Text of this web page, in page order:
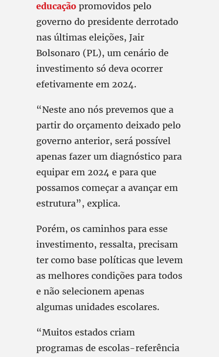
educação promovidos pelo
governo do presidente derrotado
nas últimas eleições, Jair
Bolsonaro (PL), um cenário de
investimento só deva ocorrer
efetivamente em 2024.
“Neste ano nós prevemos que a
partir do orçamento deixado pelo
governo anterior, será possível
apenas fazer um diagnóstico para
equipar em 2024 e para que
possamos começar a avançar em
estrutura”, explica.
Porém, os caminhos para esse
investimento, ressalta, precisam
ter como base políticas que levem
as melhores condições para todos
e não selecionem apenas
algumas unidades escolares.
“Muitos estados criam
programas de escolas-referência